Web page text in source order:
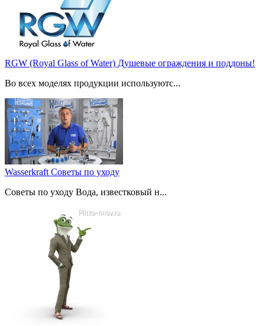
RGW (Royal Glass of Water) Душевые ограждения и поддоны!
Во всех моделях продукции используютс...
Wasserkraft Советы по уходу
Советы по уходу Вода, известковый н...